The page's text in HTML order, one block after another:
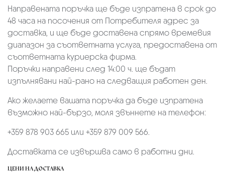
Направената поръчка ще бъде изпратена в срок до
48 часа на посочения от Потребителя адрес за
доставка, и ще бъде доставена спрямо времевия
диапазон за съответната услуга, предоставена от
съответната куриерска фирма.
Поръчки направени след 14:00 ч. ще бъдат
изпълнявани най-рано на следващия работен ден.
Ако желаете вашата поръчка да бъде изпратена
възможно най-бързо, моля звъннете на телефон:
+359 878 903 665 или +359 879 009 566.
Доставката се извършва само в работни дни.
ЦЕНИ НА ДОСТАВКА